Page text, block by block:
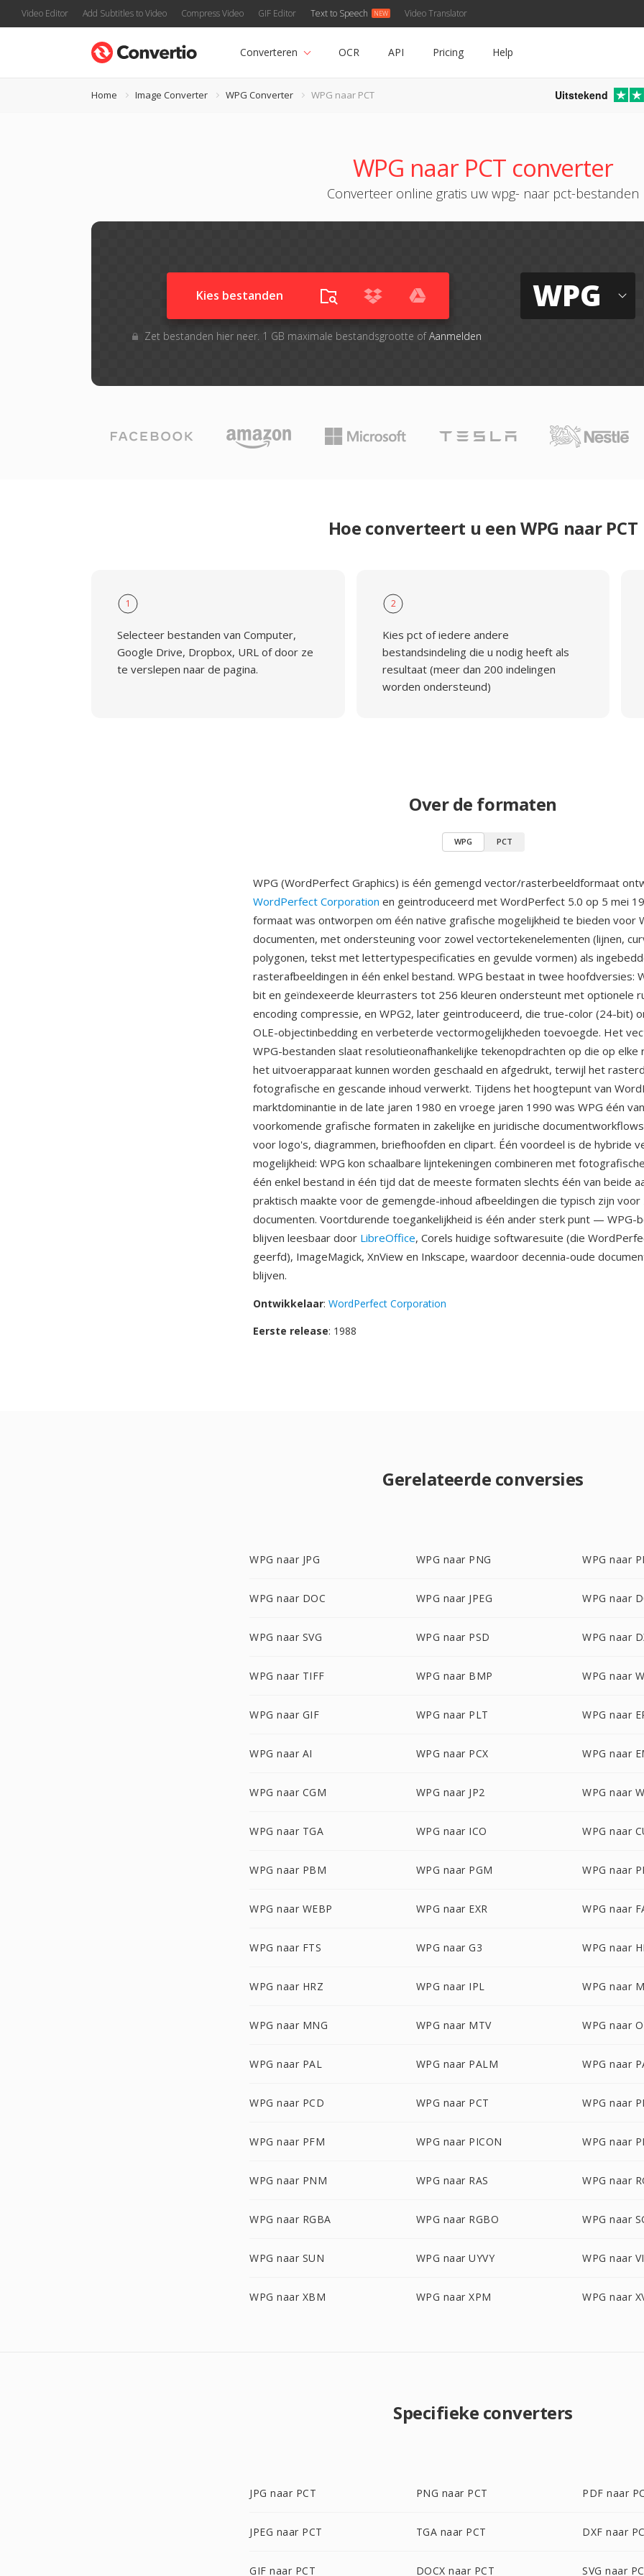
Video Editor Add Subtitles to Video Compress Video GIF Editor Text to Speech Video Translator
Converteren OCR API Pricing Help
Home Image Converter WPG Converter WPG naar PCT Uitstekend
WPG naar PCT converter
Converteer online gratis uw wpg- naar pct-bestanden
Kies bestanden
Zet bestanden hier neer. 1 GB maximale bestandsgrootte ofAanmelden
WPG
Hoe converteert u een WPG naar PCT
1
Selecteer bestanden van Computer,
Google Drive, Dropbox, URL of door ze
te verslepen naar de pagina.
2
Kies pct of iedere andere
bestandsindeling die u nodig heeft als
resultaat (meer dan 200 indelingen
worden ondersteund)
Over de formaten
WPG PCT
WPG (WordPerfect Graphics) is één gemengd vector/rasterbeeldformaat
WordPerfect Corporation en geintroduceerd met WordPerfect 5.0 op 5 mei
formaat was ontworpen om één native grafische mogelijkheid te bieden voor
documenten, met ondersteuning voor zowel vectortekenelementen (lijnen,
polygonen, tekst met lettertypespecificaties en gevulde vormen) als
rasterafbeeldingen in één enkel bestand. WPG bestaat in twee hoofdversies:
bit en geïndexeerde kleurrasters tot 256 kleuren ondersteunt met optionele
encoding compressie, en WPG2, later geintroduceerd, die true-color (24-bit)
OLE-objectinbedding en verbeterde vectormogelijkheden toevoegde. Het
WPG-bestanden slaat resolutieonafhankelijke tekenopdrachten op die op elke
het uitvoerapparaat kunnen worden geschaald en afgedrukt, terwijl het
fotografische en gescande inhoud verwerkt. Tijdens het hoogtepunt van
marktdominantie in de late jaren 1980 en vroege jaren 1990 was WPG één
voorkomende grafische formaten in zakelijke en juridische
voor logo's, diagrammen, briefhoofden en clipart. Één voordeel is de hybride
mogelijkheid: WPG kon schaalbare lijntekeningen combineren met
één enkel bestand in één tijd dat de meeste formaten slechts één van beide
praktisch maakte voor de gemengde-inhoud afbeeldingen die typisch zijn voor
documenten. Voortdurende toegankelijkheid is één ander sterk punt — WPG-
blijven leesbaar door LibreOffice, Corels huidige softwaresuite (die
geerfd), ImageMagick, XnView en Inkscape, waardoor decennia-oude
blijven.
Ontwikkelaar: WordPerfect Corporation
Eerste release: 1988
Gerelateerde conversies
WPG naar JPG WPG naar PNG WPG naar
WPG naar DOC WPG naar JPEG WPG naar
WPG naar SVG WPG naar PSD WPG naar
WPG naar TIFF WPG naar BMP WPG naar
WPG naar GIF WPG naar PLT WPG naar
WPG naar AI WPG naar PCX WPG naar
WPG naar CGM WPG naar JP2 WPG naar
WPG naar TGA WPG naar ICO WPG naar
WPG naar PBM WPG naar PGM WPG naar
WPG naar WEBP WPG naar EXR WPG naar
WPG naar FTS WPG naar G3 WPG naar
WPG naar HRZ WPG naar IPL WPG naar
WPG naar MNG WPG naar MTV WPG naar
WPG naar PAL WPG naar PALM WPG naar
WPG naar PCD WPG naar PCT WPG naar
WPG naar PFM WPG naar PICON WPG naar
WPG naar PNM WPG naar RAS WPG naar
WPG naar RGBA WPG naar RGBO WPG naar
WPG naar SUN WPG naar UYVY WPG naar
WPG naar XBM WPG naar XPM WPG naar
Specifieke converters
JPG naar PCT PNG naar PCT PDF naar
JPEG naar PCT TGA naar PCT DXF naar
GIF naar PCT DOCX naar PCT SVG naar